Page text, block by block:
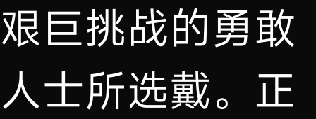
艰巨挑战的勇敢
人士所选戴。正